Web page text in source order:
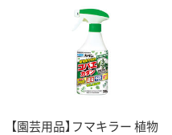
【園芸用品】フマキラー 植物